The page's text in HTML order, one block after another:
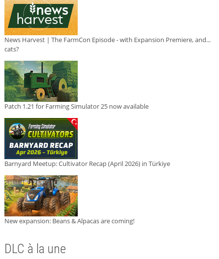
News Harvest | The FarmCon Episode - with Expansion Premiere, and...
cats?
Patch 1.21 for Farming Simulator 25 now available
Barnyard Meetup: Cultivator Recap (April 2026) in Türkiye
New expansion: Beans & Alpacas are coming!
DLC à la une